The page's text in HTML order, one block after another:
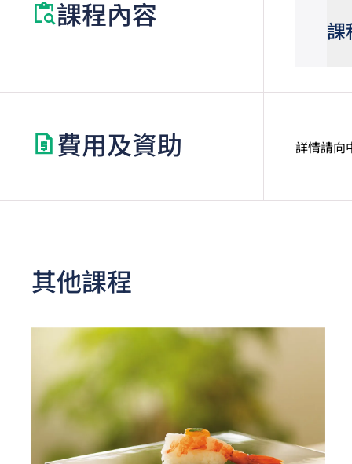
課程內容
課
費用及資助 詳情請向
其他課程